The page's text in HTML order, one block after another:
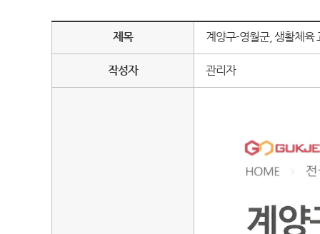
제목 계양구-영월군, 생활체
작성자 관리자